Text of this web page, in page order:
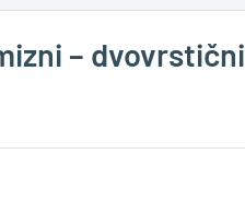
– dvovrstični